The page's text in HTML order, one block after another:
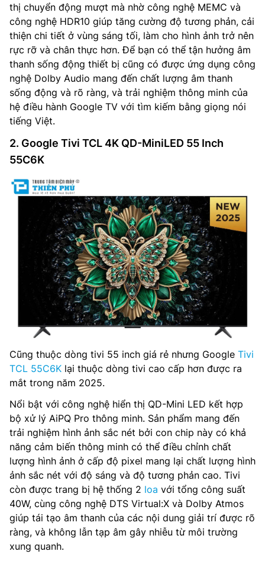
thị chuyển động mượt mà nhờ công nghệ MEMC và
công nghệ HDR10 giúp tăng cường độ tương phản, cải
thiện chi tiết ở vùng sáng tối, làm cho hình ảnh trở nên
rực rỡ và chân thực hơn. Để bạn có thể tận hưởng âm
thanh sống động thiết bị cũng có được ứng dụng công
nghệ Dolby Audio mang đến chất lượng âm thanh
sống động và rõ ràng, và trải nghiệm thông minh của
hệ điều hành Google TV với tìm kiếm bằng giọng nói
tiếng Việt.
2. Google Tivi TCL 4K QD-MiniLED 55 Inch
55C6K
Cũng thuộc dòng tivi 55 inch giá rẻ nhưng Google Tivi
TCL 55C6K lại thuộc dòng tivi cao cấp hơn được ra
mắt trong năm 2025.
Nổi bật với công nghệ hiển thị QD-Mini LED kết hợp
bộ xử lý AiPQ Pro thông minh. Sản phẩm mang đến
trải nghiệm hình ảnh sắc nét bởi con chip này có khả
năng cảm biến thông minh có thể điều chỉnh chất
lượng hình ảnh ở cấp độ pixel mang lại chất lượng hình
ảnh sắc nét với độ sáng và độ tương phản cao. Tivi
còn được trang bị hệ thống 2 loa với tổng công suất
40W, cùng công nghệ DTS Virtual:X và Dolby Atmos
giúp tái tạo âm thanh của các nội dung giải trí được rõ
ràng, và không lẫn tạp âm gây nhiễu từ môi trường
xung quanh.